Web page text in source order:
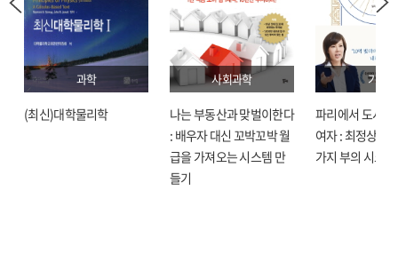
과학
(최신)대학물리학
사회과학
나는 부동산과 맞벌이한다
: 배우자 대신 꼬박꼬박 월
급을 가져오는 시스템 만
들기
기술
파리에서 도시락
여자 : 최정상으
가지 부의 시크릿